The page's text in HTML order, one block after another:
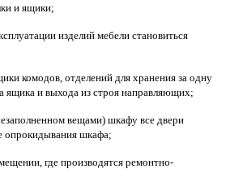
и ящики;
изделий мебели становиться
комодов, отделений для хранения за одну
ящика и выхода из строя направляющих;
вещами) шкафу все двери
опрокидывания шкафа;
где производятся ремонтно-